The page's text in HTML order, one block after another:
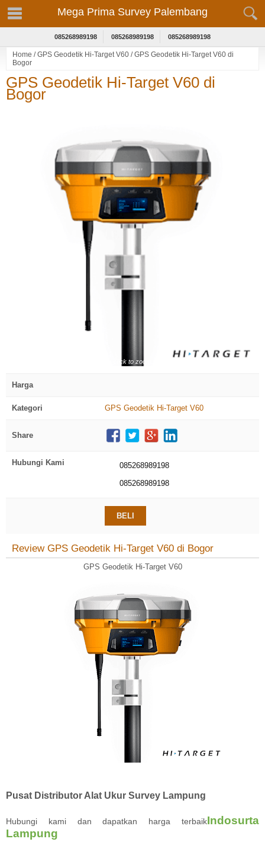
Mega Prima Survey Palembang
085268989198 085268989198 085268989198
Home /GPS Geodetik Hi-Target V60 /GPS Geodetik Hi-Target V60 di
Bogor
GPS Geodetik Hi-Target V60 di
Bogor
click to zoom
Harga
Kategori GPS Geodetik Hi-Target V60
Share
Hubungi Kami
085268989198
085268989198
BELI
Review GPS Geodetik Hi-Target V60 di Bogor
GPS Geodetik Hi-Target V60
Pusat Distributor Alat Ukur Survey Lampung
Hubungi kami dan dapatkan harga terbaikIndosurta
Lampung